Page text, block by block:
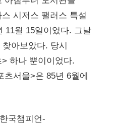
시저스 팰러스 특설
11월 15일이었다. 그날
아보았다. 당시
하나 뿐이이었다.
츠서울>은 85년 6월에
국챔피언-